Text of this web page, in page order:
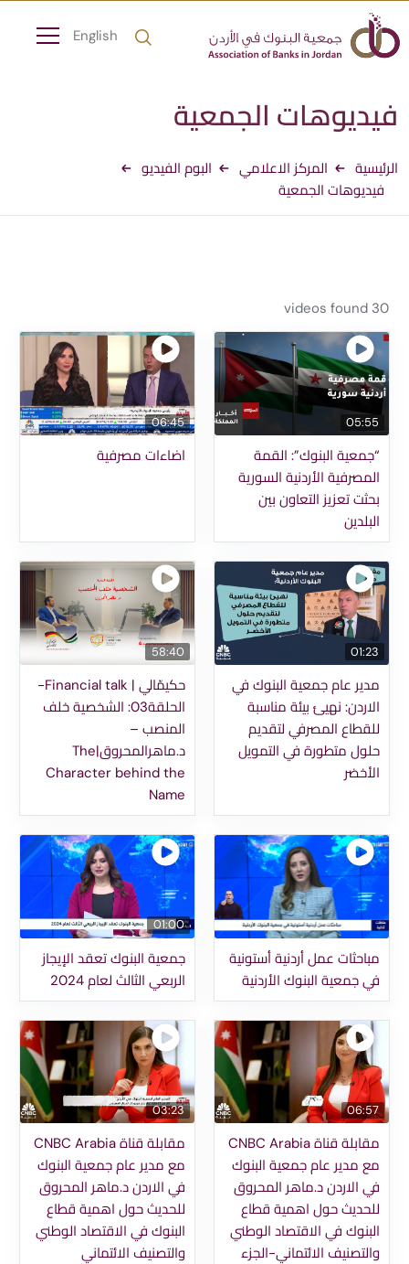
English
فيديوهات الجمعية
الرئيسية المركز الاعلامي
البوم الفيديو
فيديوهات الجمعية
30 videos found
05:55
“جمعية البنوك”: القمة
المصرفية الأردنية السورية
بحثت تعزيز التعاون بين
البلدين
06:45
اضاءات مصرفية
01:23
مدير عام جمعية البنوك في
الاردن: نهيئ بيئة مناسبة
للقطاع المصرفي لتقديم
حلول متطورة في التمويل
الأخضر
58:40
حكيمّالي | Financial talk-
الحلقة03: الشخصية خلف
المنصب –
د.ماهرالمحروق|The
Character behind the
Name
مباحثات عمل أردنية أستونية
في جمعية البنوك الأردنية
01:00
جمعية البنوك تعقد الإيجاز
الربعي الثالث لعام 2024
06:57
مقابلة قناة CNBC Arabia
مع مدير عام جمعية البنوك
في الاردن د.ماهر المحروق
للحديث حول اهمية قطاع
البنوك في الاقتصاد الوطني
والتصنيف الائتماني-الجزء
03:23
مقابلة قناة CNBC Arabia
مع مدير عام جمعية البنوك
في الاردن د.ماهر المحروق
للحديث حول اهمية قطاع
البنوك في الاقتصاد الوطني
والتصنيف الائتماني